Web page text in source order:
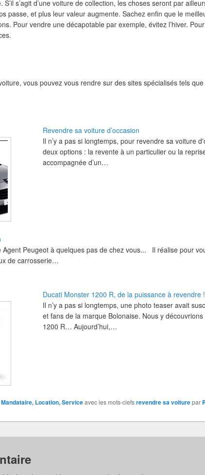
S’il s’agit d’une voiture de collection, les choses seront par
passe, et plus leur valeur augmente. Sachez enfin que le
Pour vendre une décapotable par exemple, évitez l’hiver.
vous pouvez vous rendre sur des sites spécialisés tels que
Revendre sa voiture d’occasion
Il n’y a pas si longtemps, pour revendre sa voiture
deux options : la revente à un particulier ou la
accompagnée d’un…
Agent Peugeot à quelques pas de chez vous... Il réalise pour
de carrosserie…
Ducati Monster 1200 R, de la puissance à revendre !
Il n’y a pas si longtemps, une photo teaser avait
et fans de la marque Bolonaise. Nous y
1200 R… Aujourd’hui,…
Location, Serviceavec les mots-clefsrevendre sa voiturepar